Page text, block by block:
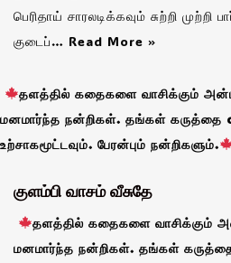
பெரிதாய் சாரலடிக்கவும் சுற்றி
குடைப்… Read More »
தளத்தில் கதைகளை வாசிக்கும்
மனமார்ந்த நன்றிகள். தங்கள் கருத்தை
உற்சாகமூட்டவும். பேரன்பும் நன்றிகளும்.
குளம்பி வாசம் வீசுதே
தளத்தில் கதைகளை வாசிக்கும்
மனமார்ந்த நன்றிகள். தங்கள்